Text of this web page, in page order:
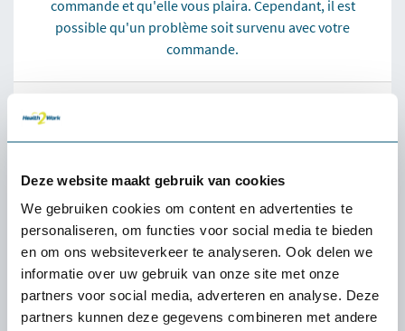
Deze website maakt gebruik van cookies
We gebruiken cookies om content en advertenties te
personaliseren, om functies voor social media te bieden
en om ons websiteverkeer te analyseren. Ook delen we
informatie over uw gebruik van onze site met onze
partners voor social media, adverteren en analyse. Deze
partners kunnen deze gegevens combineren met andere
commande et qu'elle vous plaira. Cependant, il est
possible qu'un problème soit survenu avec votre
commande.